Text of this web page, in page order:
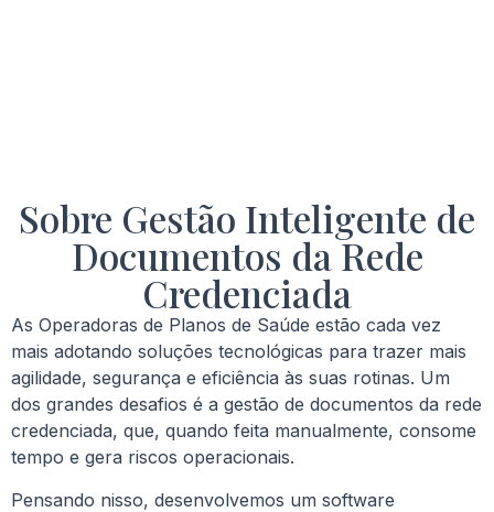
Sobre Gestão Inteligente de
Documentos da Rede
Credenciada
As Operadoras de Planos de Saúde estão cada vez
mais adotando soluções tecnológicas para trazer mais
agilidade, segurança e eficiência às suas rotinas. Um
dos grandes desafios é a gestão de documentos da rede
credenciada, que, quando feita manualmente, consome
tempo e gera riscos operacionais.
Pensando nisso, desenvolvemos um software